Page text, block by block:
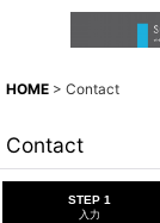
HOME > Contact
Contact
STEP 1
入力